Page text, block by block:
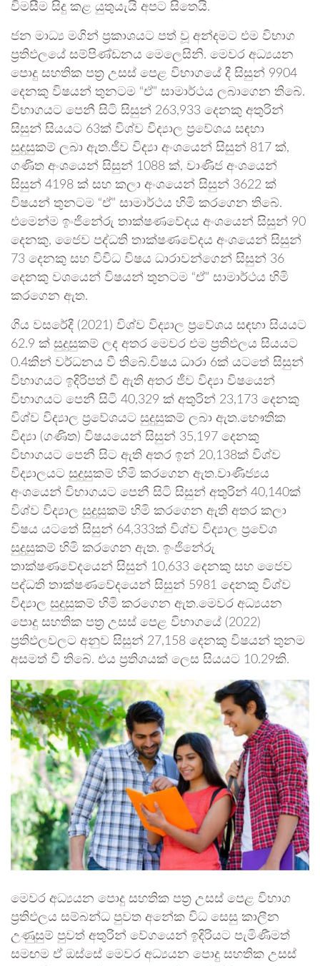
විමසීම සිදු කළ යුතුයැයි අපට සිතෙයි.
ජන මාධ්‍ය මගින් ප්‍රකාශයට පත් වූ අන්දමට එම විභාග
ප්‍රතිඵලයේ සම්පිණ්ඩනය මෙලෙසිනි. මෙවර අධ්‍යයන
පොදු සහතික පත්‍ර උසස් පෙළ විභාගයේ දී සිසුන් 9904
දෙනකු විෂයන් තුනටම “ඒ” සාමාර්ථය ලබාගෙන තිබේ.
විභාගයට පෙනී සිටි සිසුන් 263,933 දෙනකු අතුරින්
සිසුන් සියයට 63ක් විශ්ව විද්‍යාල ප්‍රවේශය සඳහා
සුදුසුකම් ලබා ඇත.ජීව විද්‍යා අංශයෙන් සිසුන් 817 ක්,
ගණිත අංශයෙන් සිසුන් 1088 ක්, වාණිජ අංශයෙන්
සිසුන් 4198 ක් සහ කලා අංශයෙන් සිසුන් 3622 ක්
විෂයන් තුනටම “ඒ” සාමාර්ථය හිමි කරගෙන තිබේ.
එමෙන්ම ඉංජිනේරු තාක්ෂණවේදය අංශයෙන් සිසුන් 90
දෙනකු, ජෛව පද්ධති තාක්ෂණවේදය අංශයෙන් සිසුන්
73 දෙනකු සහ විවිධ විෂය ධාරාවන්ගෙන් සිසුන් 36
දෙනකු වශයෙන් විෂයන් තුනටම “ඒ” සාමාර්ථය හිමි
කරගෙන ඇත.
ගිය වසරේදී (2021) විශ්ව විද්‍යාල ප්‍රවේශය සඳහා සියයට
62.9 ක් සුදුසුකම් ලද අතර මෙවර එම ප්‍රතිඵලය සියයට
0.4කින් වර්ධනය වී තිබේ.විෂය ධාරා 6ක් යටතේ සිසුන්
විභාගයට ඉදිරිපත් වී ඇති අතර ජීව විද්‍යා විෂයෙන්
විභාගයට පෙනී සිටි 40,329 ක් අතුරින් 23,173 දෙනකු
විශ්ව විද්‍යාල ප්‍රවේශයට සුදුසුකම් ලබා ඇත.භෞතික
විද්‍යා (ගණිත) විෂයයෙන් සිසුන් 35,197 දෙනකු
විභාගයට පෙනී සිට ඇති අතර ඉන් 20,138ක් විශ්ව
විද්‍යාලයට සුදුසුකම් හිමි කරගෙන ඇත.වාණිජ්‍යය
අංශයෙන් විභාගයට පෙනී සිටි සිසුන් අතුරින් 40,140ක්
විශ්ව විද්‍යාල සුදුසුකම් හිමි කරගෙන ඇති අතර කලා
විෂය යටතේ සිසුන් 64,333ක් විශ්ව විද්‍යාල ප්‍රවේශ
සුදුසුකම් හිමි කරගෙන ඇත. ඉංජිනේරු
තාක්ෂණවේදයෙන් සිසුන් 10,633 දෙනකු සහ ජෛව
පද්ධති තාක්ෂණවේදයෙන් සිසුන් 5981 දෙනකු විශ්ව
විද්‍යාල සුදුසුකම් හිමි කරගෙන ඇත.මෙවර අධ්‍යයන
පොදු සහතික පත්‍ර උසස් පෙළ විභාගයේ (2022)
ප්‍රතිඵලවලට අනුව සිසුන් 27,158 දෙනකු විෂයන් තුනම
අසමත් වී තිබේ. එය ප්‍රතිශයක් ලෙස සියයට 10.29කි.
මෙවර අධ්‍යයන පොදු සහතික පත්‍ර උසස් පෙළ විභාග
ප්‍රතිඵලය සම්බන්ධ පුවත අනේක විධ සෙසු කාලීන
උණුසුම් පුවත් අතුරින් වේගයෙන් ඉදිරියට පැමිණීමත්
සමඟම ඒ ඔස්සේ මෙවර අධ්‍යයන පොදු සහතික උසස්